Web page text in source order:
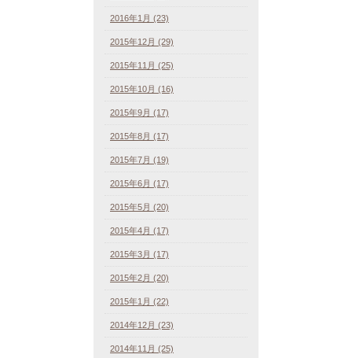
2016年1月 (23)
2015年12月 (29)
2015年11月 (25)
2015年10月 (16)
2015年9月 (17)
2015年8月 (17)
2015年7月 (19)
2015年6月 (17)
2015年5月 (20)
2015年4月 (17)
2015年3月 (17)
2015年2月 (20)
2015年1月 (22)
2014年12月 (23)
2014年11月 (25)